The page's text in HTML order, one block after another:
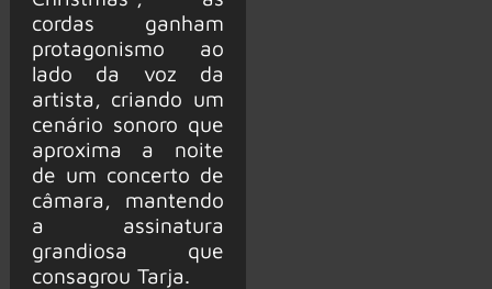
cordas ganham
protagonismo ao
lado da voz da
artista, criando um
cenário sonoro que
aproxima a noite
de um concerto de
câmara, mantendo
a assinatura
grandiosa que
consagrou Tarja.